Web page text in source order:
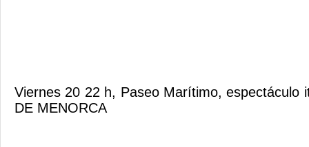
Viernes 20 22 h, Paseo Marítimo, espectáculo
DE MENORCA